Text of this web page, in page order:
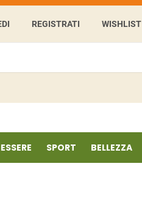
REGISTRATI WISHLIST
SPORT BELLEZZA